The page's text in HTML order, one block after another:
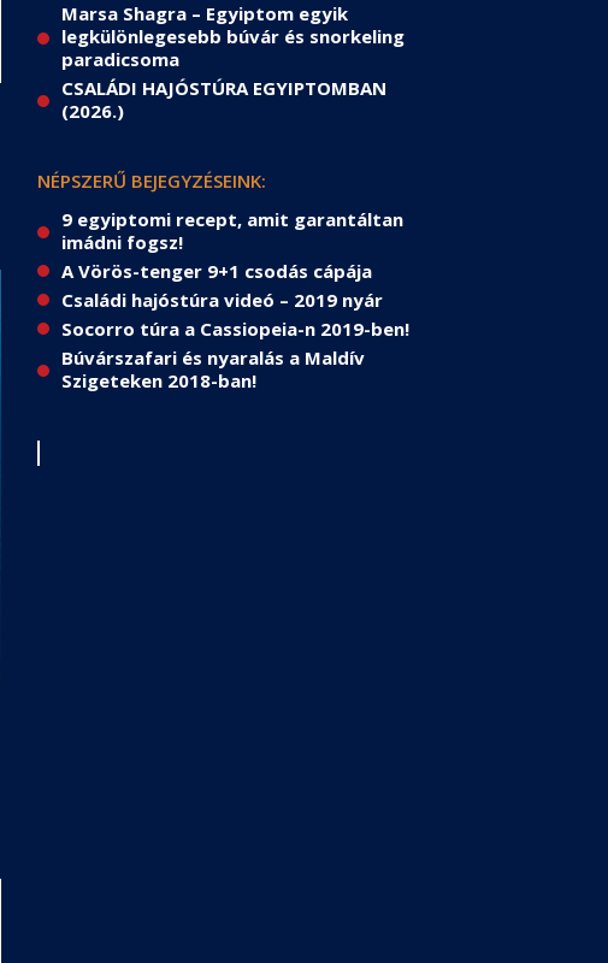
Marsa Shagra – Egyiptom egyik
legkülönlegesebb búvár és snorkeling
paradicsoma
CSALÁDI HAJÓSTÚRA EGYIPTOMBAN
(2026.)
NÉPSZERŰ BEJEGYZÉSEINK:
9 egyiptomi recept, amit garantáltan
imádni fogsz!
A Vörös-tenger 9+1 csodás cápája
Családi hajóstúra videó – 2019 nyár
Socorro túra a Cassiopeia-n 2019-ben!
Búvárszafari és nyaralás a Maldív
Szigeteken 2018-ban!